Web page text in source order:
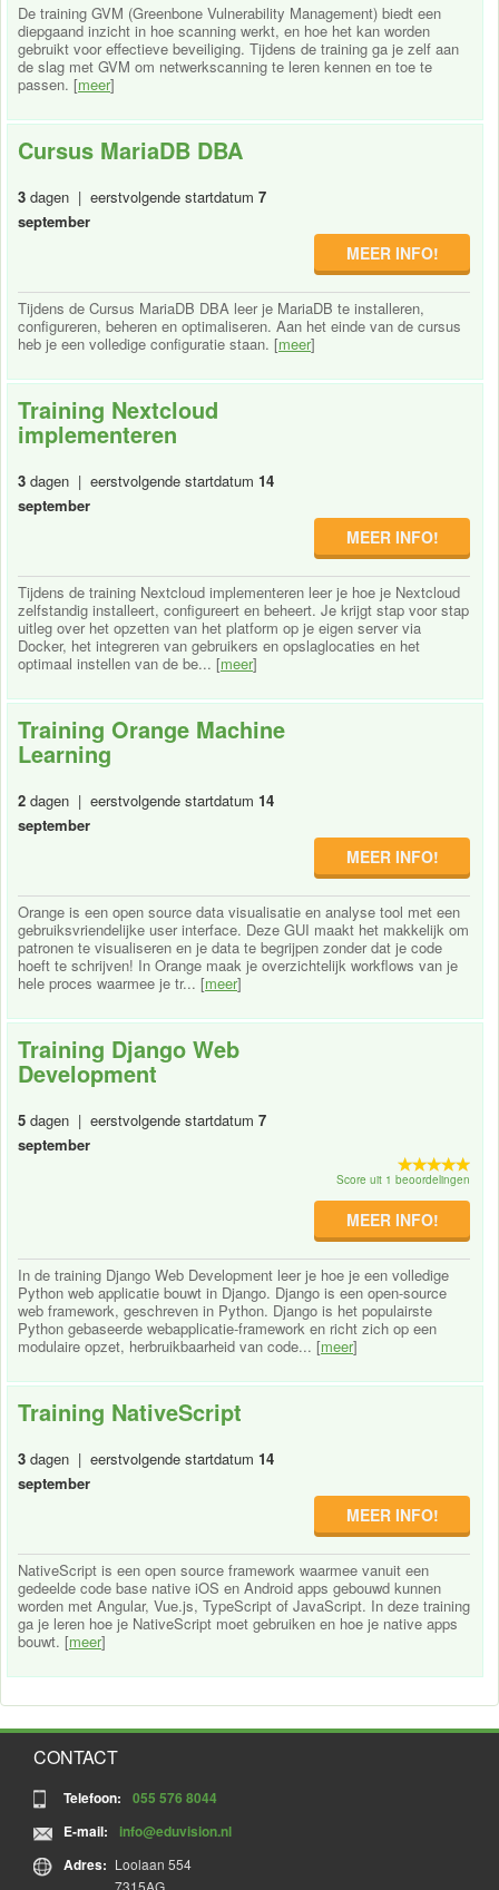
De training GVM (Greenbone Vulnerability Management) biedt een
diepgaand inzicht in hoe scanning werkt, en hoe het kan worden
gebruikt voor effectieve beveiliging. Tijdens de training ga je zelf aan
de slag met GVM om netwerkscanning te leren kennen en toe te
passen. [meer]
Cursus MariaDB DBA
3 dagen | eerstvolgende startdatum 7
september
MEER INFO!
Tijdens de Cursus MariaDB DBA leer je MariaDB te installeren,
configureren, beheren en optimaliseren. Aan het einde van de cursus
heb je een volledige configuratie staan. [meer]
Training Nextcloud
implementeren
3 dagen | eerstvolgende startdatum 14
september
MEER INFO!
Tijdens de training Nextcloud implementeren leer je hoe je Nextcloud
zelfstandig installeert, configureert en beheert. Je krijgt stap voor stap
uitleg over het opzetten van het platform op je eigen server via
Docker, het integreren van gebruikers en opslaglocaties en het
optimaal instellen van de be... [meer]
Training Orange Machine
Learning
2 dagen | eerstvolgende startdatum 14
september
MEER INFO!
Orange is een open source data visualisatie en analyse tool met een
gebruiksvriendelijke user interface. Deze GUI maakt het makkelijk om
patronen te visualiseren en je data te begrijpen zonder dat je code
hoeft te schrijven! In Orange maak je overzichtelijk workflows van je
hele proces waarmee je tr... [meer]
Training Django Web
Development
5 dagen | eerstvolgende startdatum 7
september
Score uit 1 beoordelingen
MEER INFO!
In de training Django Web Development leer je hoe je een volledige
Python web applicatie bouwt in Django. Django is een open-source
web framework, geschreven in Python. Django is het populairste
Python gebaseerde webapplicatie-framework en richt zich op een
modulaire opzet, herbruikbaarheid van code... [meer]
Training NativeScript
3 dagen | eerstvolgende startdatum 14
september
MEER INFO!
NativeScript is een open source framework waarmee vanuit een
gedeelde code base native iOS en Android apps gebouwd kunnen
worden met Angular, Vue.js, TypeScript of JavaScript. In deze training
ga je leren hoe je NativeScript moet gebruiken en hoe je native apps
bouwt. [meer]
CONTACT
Telefoon:
055 576 8044
E-mail:
info@eduvision.nl
Adres: Loolaan 554